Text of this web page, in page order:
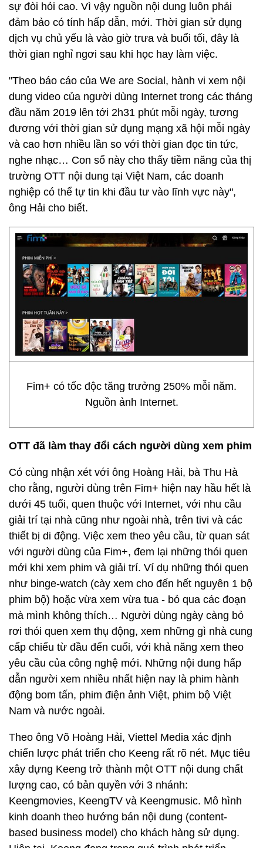
sự đòi hỏi cao. Vì vậy nguồn nội dung luôn phải
đảm bảo có tính hấp dẫn, mới. Thời gian sử dụng
dịch vụ chủ yếu là vào giờ trưa và buổi tối, đây là
thời gian nghỉ ngơi sau khi học hay làm việc.
"Theo báo cáo của We are Social, hành vi xem nội
dung video của người dùng Internet trong các tháng
đầu năm 2019 lên tới 2h31 phút mỗi ngày, tương
đương với thời gian sử dụng mạng xã hội mỗi ngày
và cao hơn nhiều lần so với thời gian đọc tin tức,
nghe nhạc… Con số này cho thấy tiềm năng của thị
trường OTT nội dung tại Việt Nam, các doanh
nghiệp có thể tự tin khi đầu tư vào lĩnh vực này",
ông Hải cho biết.
Fim+ có tốc độc tăng trưởng 250% mỗi năm.
Nguồn ảnh Internet.
OTT đã làm thay đổi cách người dùng xem phim
Có cùng nhận xét với ông Hoàng Hải, bà Thu Hà
cho rằng, người dùng trên Fim+ hiện nay hầu hết là
dưới 45 tuổi, quen thuộc với Internet, với nhu cầu
giải trí tại nhà cũng như ngoài nhà, trên tivi và các
thiết bị di động. Việc xem theo yêu cầu, từ quan sát
với người dùng của Fim+, đem lại những thói quen
mới khi xem phim và giải trí. Ví dụ những thói quen
như binge-watch (cày xem cho đến hết nguyên 1 bộ
phim bộ) hoặc vừa xem vừa tua - bỏ qua các đoạn
mà mình không thích… Người dùng ngày càng bỏ
rơi thói quen xem thụ động, xem những gì nhà cung
cấp chiếu từ đầu đến cuối, với khả năng xem theo
yêu cầu của công nghệ mới. Những nội dung hấp
dẫn người xem nhiều nhất hiện nay là phim hành
động bom tấn, phim điện ảnh Việt, phim bộ Việt
Nam và nước ngoài.
Theo ông Võ Hoàng Hải, Viettel Media xác định
chiến lược phát triển cho Keeng rất rõ nét. Mục tiêu
xây dựng Keeng trở thành một OTT nội dung chất
lượng cao, có bản quyền với 3 nhánh:
Keengmovies, KeengTV và Keengmusic. Mô hình
kinh doanh theo hướng bán nội dung (content-
based business model) cho khách hàng sử dụng.